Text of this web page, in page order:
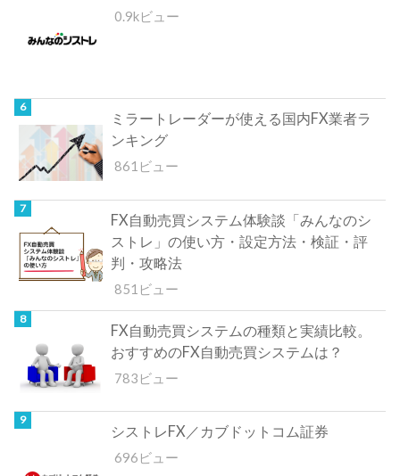
0.9kビュー
ミラートレーダーが使える国内FX業者ラ
ンキング
861ビュー
FX自動売買システム体験談「みんなのシ
ストレ」の使い方・設定方法・検証・評
判・攻略法
851ビュー
FX自動売買システムの種類と実績比較。
おすすめのFX自動売買システムは？
783ビュー
シストレFX／カブドットコム証券
696ビュー